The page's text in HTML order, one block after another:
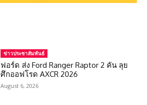
ข่าวประชาสัมพันธ์
ฟอร์ด ส่ง Ford Ranger Raptor 2 คัน ลุย
ศึกออฟโรด AXCR 2026
August 6, 2026